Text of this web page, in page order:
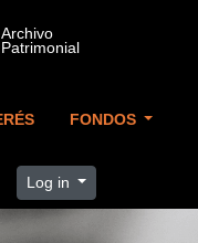
FONDOS
Log in